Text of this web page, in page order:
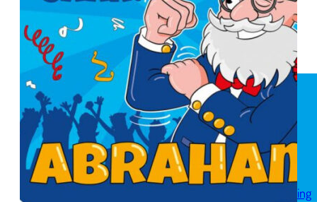
Pensioen
Skytubes
Rode loper
Versiering
Geboorte versiering
Geslaagd versiering
Huwelijk versiering
Pensioen versiering
Verjaardag versiering
Voordeelpakketten
Welkom thuis versiering